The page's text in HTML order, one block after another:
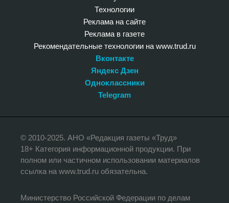
Технологии
Реклама на сайте
Реклама в газете
Рекомендательные технологии на www.trud.ru
Вконтакте
Яндекс Дзен
Одноклассники
Telegram
© 2010-2025. АНО «Редакция газеты «Труд»
18+ Категория информационной продукции. При
полном или частичном использовании материалов
ссылка на www.trud.ru обязательна.
Министерство Российской Федерации по делам